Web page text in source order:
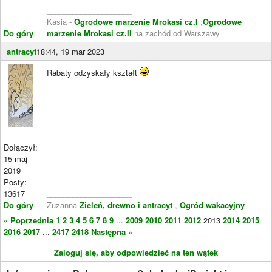
Do góry
Kasia - Ogrodowe marzenie Mrokasi cz.I ;Ogrodowe
marzenie Mrokasi cz.II na zachód od Warszawy
antracyt18:44, 19 mar 2023
Dołączył:
15 maj
2019
Posty:
13617
Do góry
Rabaty odzyskały kształt
Zuzanna Zieleń, drewno i antracyt , Ogród wakacyjny
« Poprzednia 1 2 3 4 5 6 7 8 9 ... 2009 2010 2011 2012 2013 2014 2015
2016 2017 ... 2417 2418 Następna »
Zaloguj się, aby odpowiedzieć na ten wątek